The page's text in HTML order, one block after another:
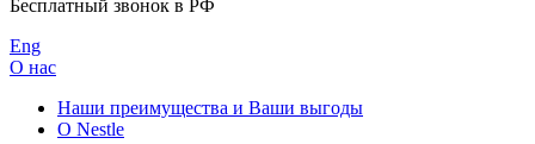
Бесплатный звонок в РФ
Eng
О нас
Наши преимущества и Ваши выгоды
О Nestle